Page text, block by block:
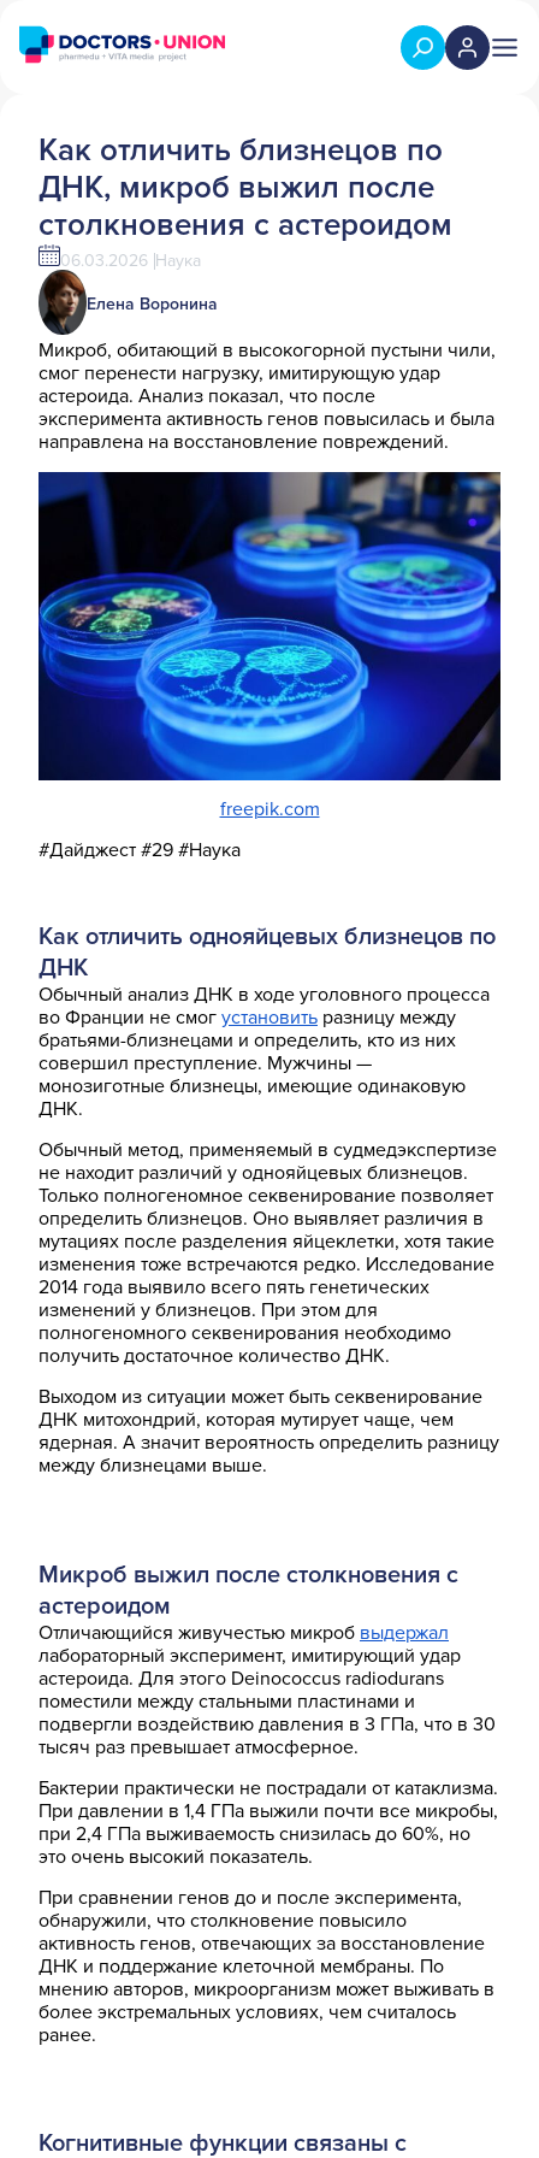
Как отличить близнецов по
ДНК, микроб выжил после
столкновения с астероидом
06.03.2026 Наука
Елена Воронина
Микроб, обитающий в высокогорной пустыни чили,
смог перенести нагрузку, имитирующую удар
астероида. Анализ показал, что после
эксперимента активность генов повысилась и была
направлена на восстановление повреждений.
freepik.com
#Дайджест #29 #Наука
Как отличить однояйцевых близнецов по
ДНК
Обычный анализ ДНК в ходе уголовного процесса
во Франции не смог установить разницу между
братьями-близнецами и определить, кто из них
совершил преступление. Мужчины —
монозиготные близнецы, имеющие одинаковую
ДНК.
Обычный метод, применяемый в судмедэкспертизе
не находит различий у однояйцевых близнецов.
Только полногеномное секвенирование позволяет
определить близнецов. Оно выявляет различия в
мутациях после разделения яйцеклетки, хотя такие
изменения тоже встречаются редко. Исследование
2014 года выявило всего пять генетических
изменений у близнецов. При этом для
полногеномного секвенирования необходимо
получить достаточное количество ДНК.
Выходом из ситуации может быть секвенирование
ДНК митохондрий, которая мутирует чаще, чем
ядерная. А значит вероятность определить разницу
между близнецами выше.
Микроб выжил после столкновения с
астероидом
Отличающийся живучестью микроб выдержал
лабораторный эксперимент, имитирующий удар
астероида. Для этого Deinococcus radiodurans
поместили между стальными пластинами и
подвергли воздействию давления в 3 ГПа, что в 30
тысяч раз превышает атмосферное.
Бактерии практически не пострадали от катаклизма.
При давлении в 1,4 ГПа выжили почти все микробы,
при 2,4 ГПа выживаемость снизилась до 60%, но
это очень высокий показатель.
При сравнении генов до и после эксперимента,
обнаружили, что столкновение повысило
активность генов, отвечающих за восстановление
ДНК и поддержание клеточной мембраны. По
мнению авторов, микроорганизм может выживать в
более экстремальных условиях, чем считалось
ранее.
Когнитивные функции связаны с